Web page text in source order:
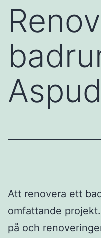
Att renovera ett
omfattande
på och